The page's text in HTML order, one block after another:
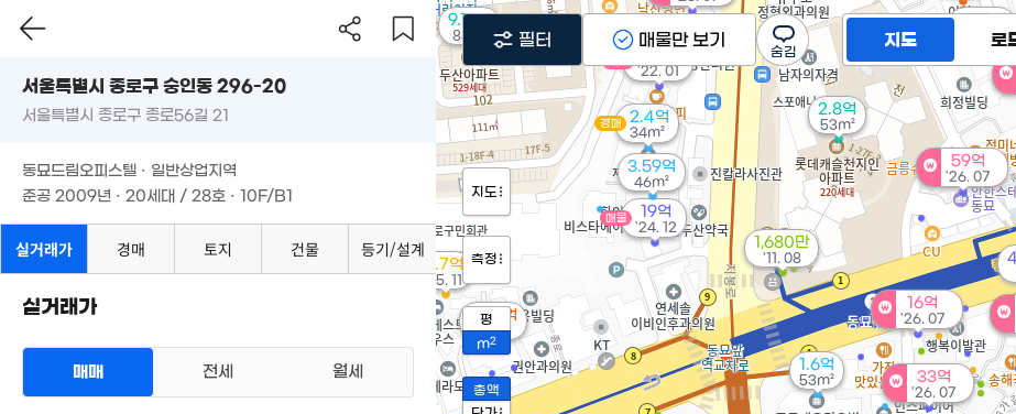
16억
'26. 07
33억
'26. 07
2.4억
34m²
경매
19억
'24. 12
매물
'22. 01
59억
'26. 07
2.8억
53m²
9.18억
88m²
1.6억
53m²
43m²
3.59억
46m²
2.55억
46m²
6.7억
'15. 11
1,680만
'11. 08
지도 로
지도
측정
평
m2
총액
필터 매물만 보기
서울특별시 종로구 숭인동 296-20
서울특별시 종로구 종로56길 21
동묘드림오피스텔 · 일반상업지역
준공 2009년 · 20세대 / 28호 · 10F/B1
실거래가 경매 토지 건물 등기/설계
실거래가
매매 전세 월세